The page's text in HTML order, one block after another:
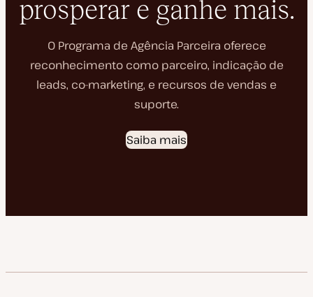
prosperar e ganhe mais.
O Programa de Agência Parceira oferece
reconhecimento como parceiro, indicação de
leads, co-marketing, e recursos de vendas e
suporte.
Saiba mais